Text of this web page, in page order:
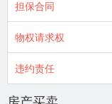
担保合同
物权请求权
违约责任